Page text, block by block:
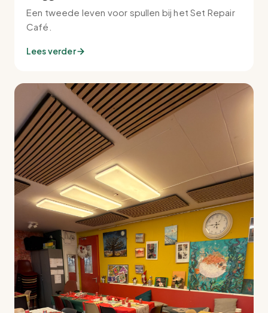
Een tweede leven voor spullen bij het Set Repair
Café.
Lees verder